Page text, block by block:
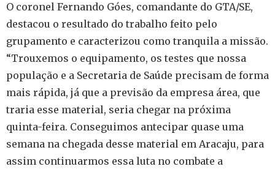
O coronel Fernando Góes, comandante do GTA/SE,
destacou o resultado do trabalho feito pelo
grupamento e caracterizou como tranquila a missão.
“Trouxemos o equipamento, os testes que nossa
população e a Secretaria de Saúde precisam de forma
mais rápida, já que a previsão da empresa área, que
traria esse material, seria chegar na próxima
quinta-feira. Conseguimos antecipar quase uma
semana na chegada desse material em Aracaju, para
assim continuarmos essa luta no combate a